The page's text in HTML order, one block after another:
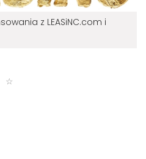
z LEASiNC.com i
☆